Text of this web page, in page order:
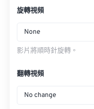
旋轉視頻
None
影片將順時針旋轉。
翻轉視頻
No change